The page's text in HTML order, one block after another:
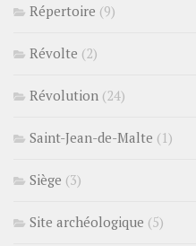
Répertoire (9)
Révolte (2)
Révolution (24)
Saint-Jean-de-Malte (1)
Siège (3)
Site archéologique (5)